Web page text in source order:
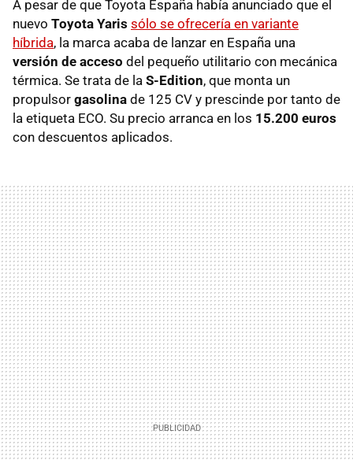
A pesar de que Toyota España había anunciado que el
nuevo Toyota Yaris sólo se ofrecería en variante
híbrida, la marca acaba de lanzar en España una
versión de acceso del pequeño utilitario con mecánica
térmica. Se trata de la S-Edition, que monta un
propulsor gasolina de 125 CV y prescinde por tanto de
la etiqueta ECO. Su precio arranca en los 15.200 euros
con descuentos aplicados.